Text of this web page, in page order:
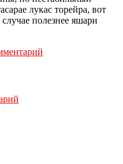
лукас торейра, вот
полезнее яшари